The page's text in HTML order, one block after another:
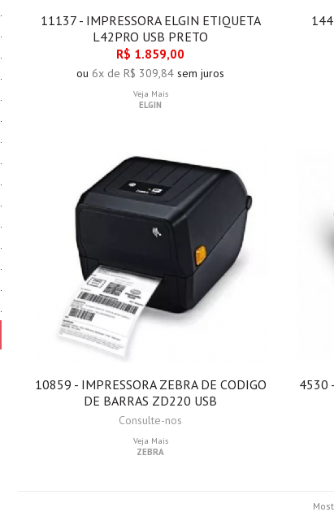
11137 - IMPRESSORA ELGIN ETIQUETA
L42PRO USB PRETO
R$ 1.859,00
ou 6x de R$ 309,84 sem juros
Veja Mais
ELGIN
10859 - IMPRESSORA ZEBRA DE CODIGO
DE BARRAS ZD220 USB
Consulte-nos
Veja Mais
ZEBRA
4530